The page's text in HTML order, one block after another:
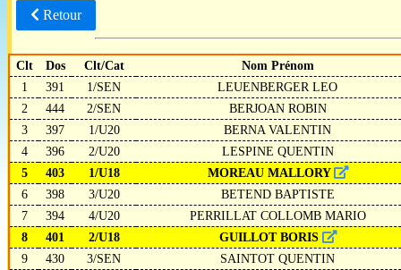
Retour
Clt Dos Clt/Cat
Nom Prénom
1
391 1/SEN
LEUENBERGER LEO
2
444 2/SEN
BERJOAN ROBIN
3
397 1/U20
BERNA VALENTIN
4
396 2/U20
LESPINE QUENTIN
5
403 1/U18
MOREAU MALLORY
6
398 3/U20
BETEND BAPTISTE
7
394 4/U20
PERRILLAT COLLOMB MARIO
8
401 2/U18
GUILLOT BORIS
9
430 3/SEN
SAINTOT QUENTIN